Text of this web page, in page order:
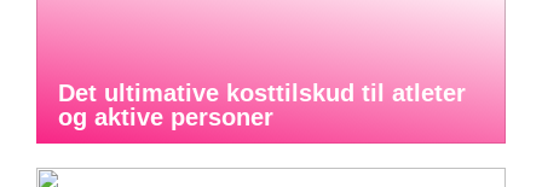
Det ultimative kosttilskud til atleter
og aktive personer